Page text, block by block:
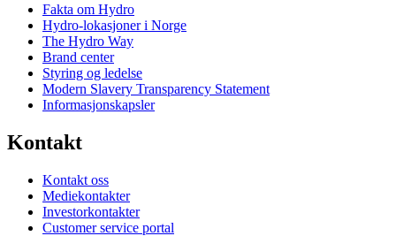
Fakta om Hydro
Hydro-lokasjoner i Norge
The Hydro Way
Brand center
Styring og ledelse
Modern Slavery Transparency Statement
Informasjonskapsler
Kontakt
Kontakt oss
Mediekontakter
Investorkontakter
Customer service portal